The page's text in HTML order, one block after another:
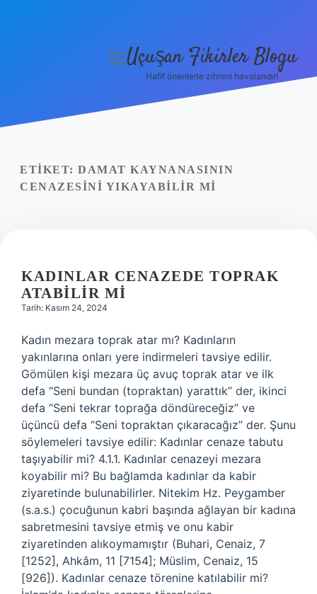
Yasal Uyarı
menüyü
Uçuşan Fikirler Blogu
Hafif önerilerle zihnini havalandır!
ETIKET: DAMAT KAYNANASININ
CENAZESINI YIKAYABILIR MI
KADINLAR CENAZEDE TOPRAK
ATABILIR MI
Tarih: Kasım 24, 2024
Kadın mezara toprak atar mı? Kadınların
yakınlarına onları yere indirmeleri tavsiye edilir.
Gömülen kişi mezara üç avuç toprak atar ve ilk
defa “Seni bundan (topraktan) yarattık” der, ikinci
defa “Seni tekrar toprağa döndüreceğiz” ve
üçüncü defa “Seni topraktan çıkaracağız” der. Şunu
söylemeleri tavsiye edilir: Kadınlar cenaze tabutu
taşıyabilir mi? 4.1.1. Kadınlar cenazeyi mezara
koyabilir mi? Bu bağlamda kadınlar da kabir
ziyaretinde bulunabilirler. Nitekim Hz. Peygamber
(s.a.s.) çocuğunun kabri başında ağlayan bir kadına
sabretmesini tavsiye etmiş ve onu kabir
ziyaretinden alıkoymamıştır (Buhari, Cenaiz, 7
[1252], Ahkâm, 11 [7154]; Müslim, Cenaiz, 15
[926]). Kadınlar cenaze törenine katılabilir mi?